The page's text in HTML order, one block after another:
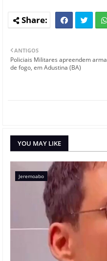
ANTIGOS
Policiais Militares apreendem arma
de fogo, em Adustina (BA)
YOU MAY LIKE
Jeremoabo